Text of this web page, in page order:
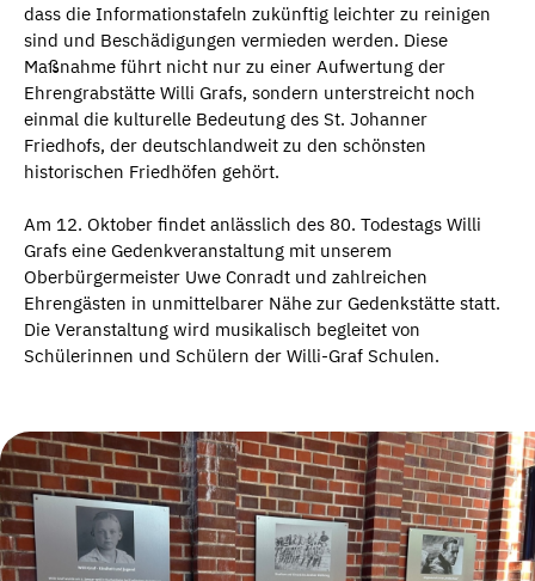
dass die Informationstafeln zukünftig leichter zu reinigen
sind und Beschädigungen vermieden werden. Diese
Maßnahme führt nicht nur zu einer Aufwertung der
Ehrengrabstätte Willi Grafs, sondern unterstreicht noch
einmal die kulturelle Bedeutung des St. Johanner
Friedhofs, der deutschlandweit zu den schönsten
historischen Friedhöfen gehört.
Am 12. Oktober findet anlässlich des 80. Todestags Willi
Grafs eine Gedenkveranstaltung mit unserem
Oberbürgermeister Uwe Conradt und zahlreichen
Ehrengästen in unmittelbarer Nähe zur Gedenkstätte statt.
Die Veranstaltung wird musikalisch begleitet von
Schülerinnen und Schülern der Willi-Graf Schulen.